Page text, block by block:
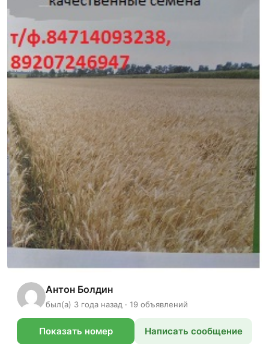
Антон Болдин
был(а) 3 года назад · 19 объявлений
Показать номер Написать сообщение